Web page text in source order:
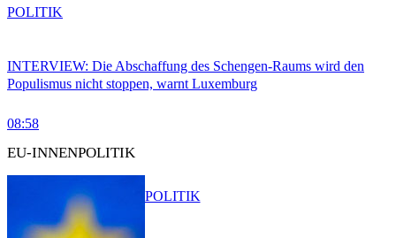
INTERVIEW: Die Abschaffung des Schengen-Raums wird den
Populismus nicht stoppen, warnt Luxemburg
08:58
POLITIK
EU-INNENPOLITIK
POLITIK